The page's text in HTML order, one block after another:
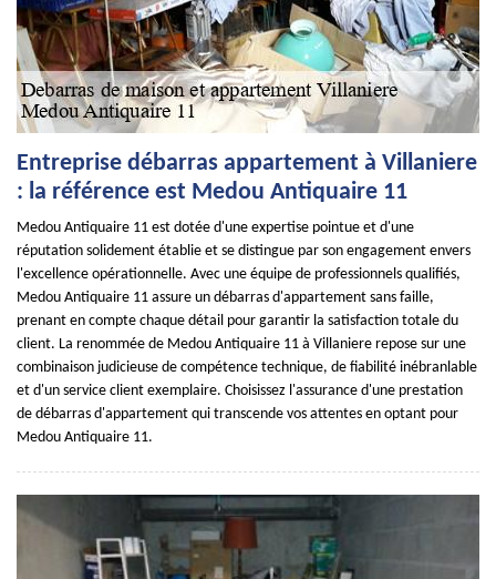
Entreprise débarras appartement à Villaniere
: la référence est Medou Antiquaire 11
Medou Antiquaire 11 est dotée d'une expertise pointue et d'une
réputation solidement établie et se distingue par son engagement envers
l'excellence opérationnelle. Avec une équipe de professionnels qualifiés,
Medou Antiquaire 11 assure un débarras d'appartement sans faille,
prenant en compte chaque détail pour garantir la satisfaction totale du
client. La renommée de Medou Antiquaire 11 à Villaniere repose sur une
combinaison judicieuse de compétence technique, de fiabilité inébranlable
et d'un service client exemplaire. Choisissez l'assurance d'une prestation
de débarras d'appartement qui transcende vos attentes en optant pour
Medou Antiquaire 11.